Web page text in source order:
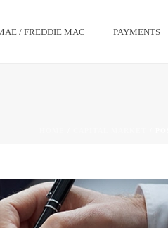
/ FREDDIE MAC PAYMENTS